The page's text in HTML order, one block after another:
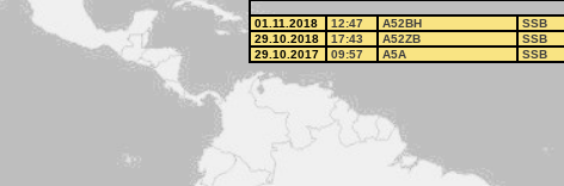
01.11.2018 12:47 A52BH SSB
29.10.2018
17:43 A52ZB SSB
29.10.2017
09:57 A5A SSB